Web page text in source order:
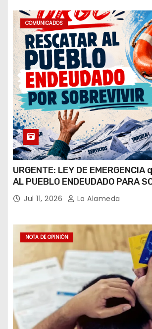
COMUNICADOS
URGENTE: LEY DE EMERGENCIA
AL PUEBLO ENDEUDADO PARA
Jul 11, 2026 La Alameda
NOTA DE OPINIÓN